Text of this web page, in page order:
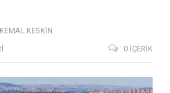
KEMAL KESKIN
0 İÇERIK